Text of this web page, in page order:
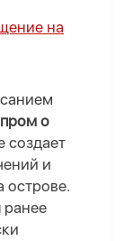
на
о
создает
и
острове.
ранее